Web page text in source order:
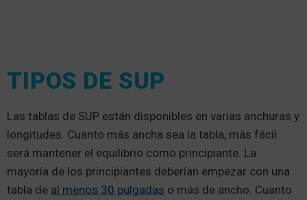
TIPOS DE SUP
Las tablas de SUP están disponibles en varias anchuras y
longitudes. Cuanto más ancha sea la tabla, más fácil
será mantener el equilibrio como principiante. La
mayoría de los principiantes deberían empezar con una
tabla de al menos 30 pulgadas o más de ancho. Cuanto